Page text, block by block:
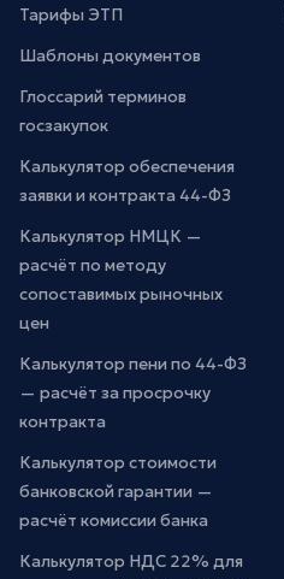
Тарифы ЭТП
Шаблоны документов
Глоссарий терминов
госзакупок
Калькулятор обеспечения
заявки и контракта 44-ФЗ
Калькулятор НМЦК —
расчёт по методу
сопоставимых рыночных
цен
Калькулятор пени по 44-ФЗ
— расчёт за просрочку
контракта
Калькулятор стоимости
банковской гарантии —
расчёт комиссии банка
Калькулятор НДС 22% для